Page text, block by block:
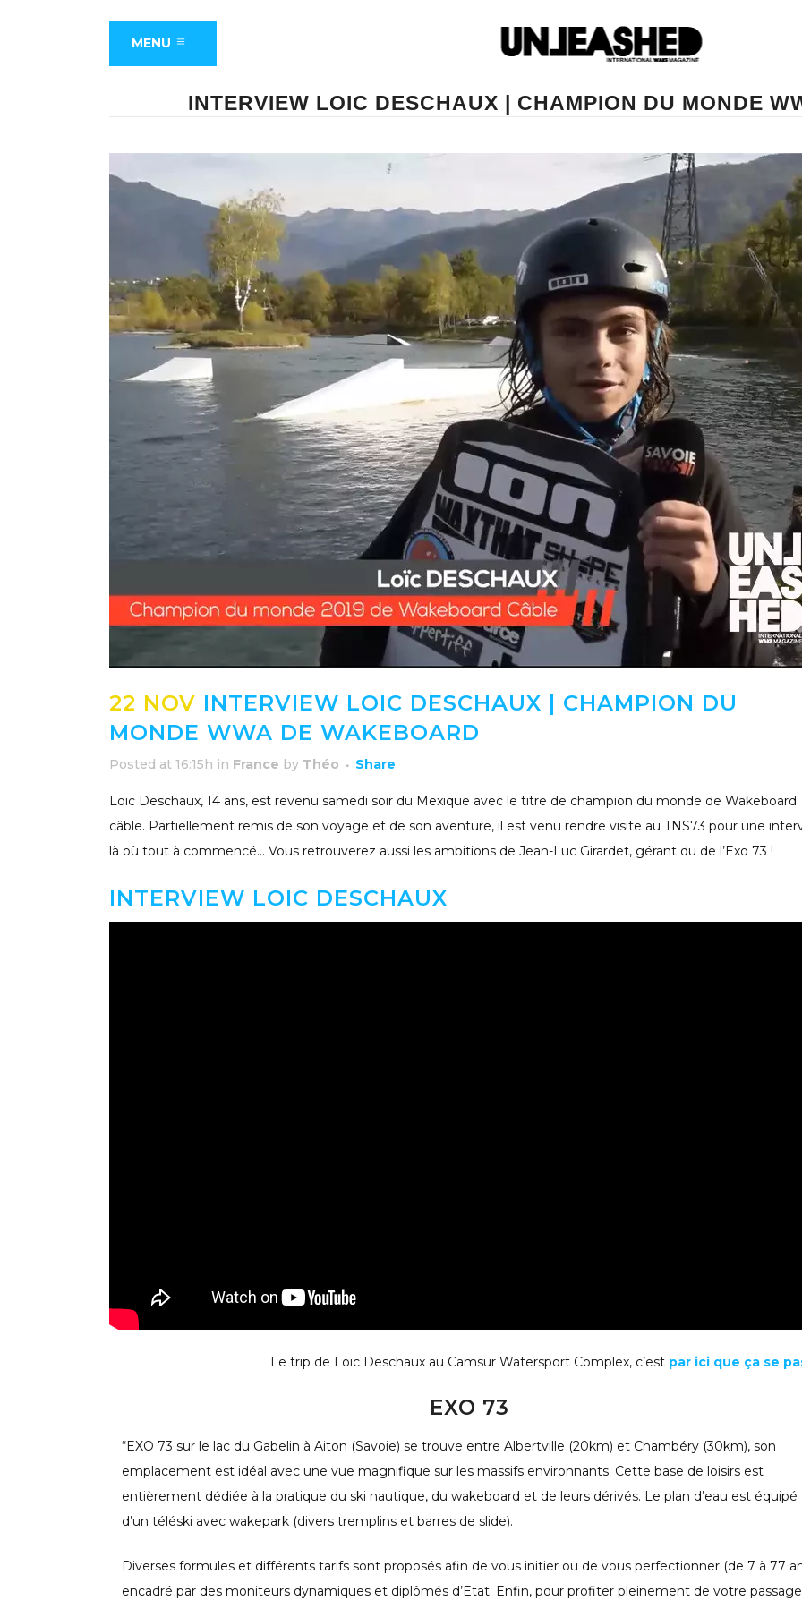
MENU
INTERVIEW LOIC DESCHAUX | CHAMPION DU MONDE
22 NOV INTERVIEW LOIC DESCHAUX | CHAMPION DU
MONDE WWA DE WAKEBOARD
Posted at 16:15h in France by Théo Share
Loic Deschaux, 14 ans, est revenu samedi soir du Mexique avec le titre de champion du monde de Wakeboard
câble. Partiellement remis de son voyage et de son aventure, il est venu rendre visite au TNS73 pour une
là où tout à commencé… Vous retrouverez aussi les ambitions de Jean-Luc Girardet, gérant du de l’Exo 73 !
INTERVIEW LOIC DESCHAUX
Le trip de Loic Deschaux au Camsur Watersport Complex, c’est par ici que ça se
EXO 73
“EXO 73 sur le lac du Gabelin à Aiton (Savoie) se trouve entre Albertville (20km) et Chambéry (30km), son
emplacement est idéal avec une vue magnifique sur les massifs environnants. Cette base de loisirs est
entièrement dédiée à la pratique du ski nautique, du wakeboard et de leurs dérivés. Le plan d’eau est équipé
d’un téléski avec wakepark (divers tremplins et barres de slide).
Diverses formules et différents tarifs sont proposés afin de vous initier ou de vous perfectionner (de 7 à 77
encadré par des moniteurs dynamiques et diplômés d’Etat. Enfin, pour profiter pleinement de votre passage